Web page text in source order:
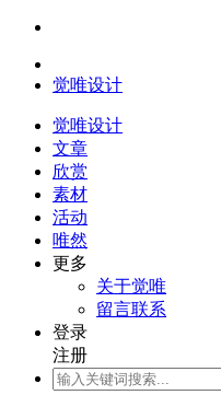
觉唯设计
觉唯设计
文章
欣赏
素材
活动
唯然
更多
关于觉唯
留言联系
登录
注册